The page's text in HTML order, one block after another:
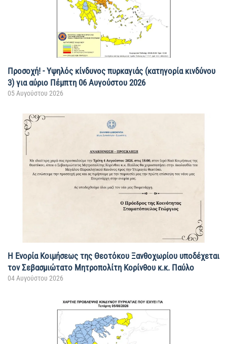
Προσοχή! - Υψηλός κίνδυνος πυρκαγιάς (κατηγορία κινδύνου
3) για αύριο Πέμπτη 06 Αυγούστου 2026
05 Αυγούστου 2026
Η Ενορία Κοιμήσεως της Θεοτόκου Ξανθοχωρίου υποδέχεται
τον Σεβασμιώτατο Μητροπολίτη Κορίνθου κ.κ. Παύλο
04 Αυγούστου 2026